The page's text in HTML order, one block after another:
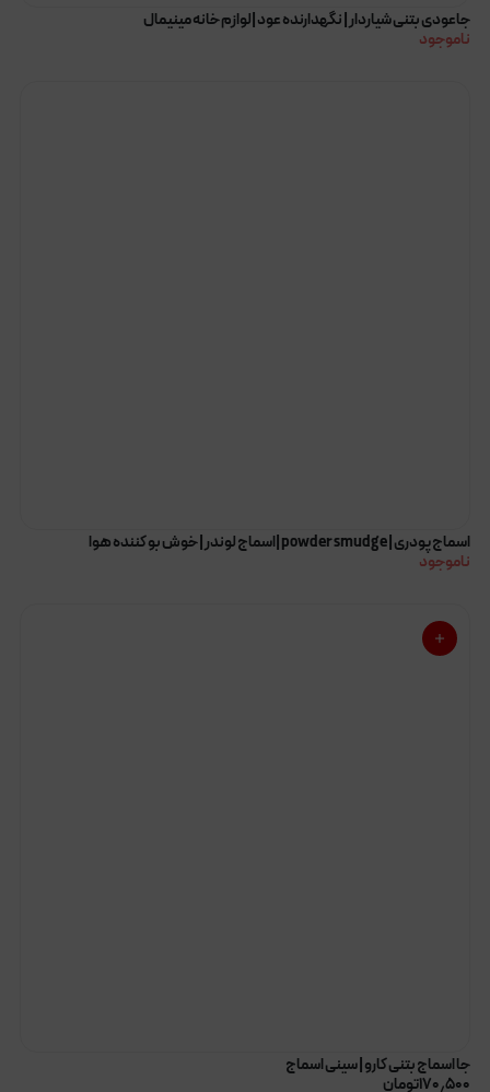
جاعودی بتنی شیاردار | نگهدارنده عود |لوازم خانه مینیمال
ناموجود
اسماج پودری | powder smudge |اسماج لوندر | خوش بو کننده هوا
ناموجود
جا اسماج بتنی کارو | سینی اسماج
۱۷۰٫۵۰۰تومان